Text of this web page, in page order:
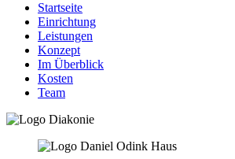
Startseite
Einrichtung
Leistungen
Konzept
Im Überblick
Kosten
Team